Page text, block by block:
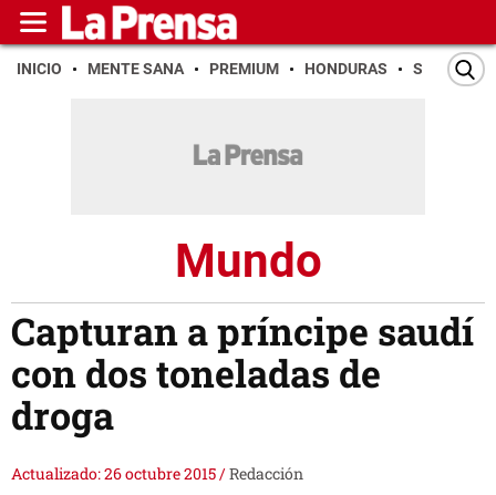
INICIO MENTE SANA PREMIUM HONDURAS SAN PEDRO
Mundo
Capturan a príncipe saudí
con dos toneladas de
droga
Actualizado: 26 octubre 2015/Redacción